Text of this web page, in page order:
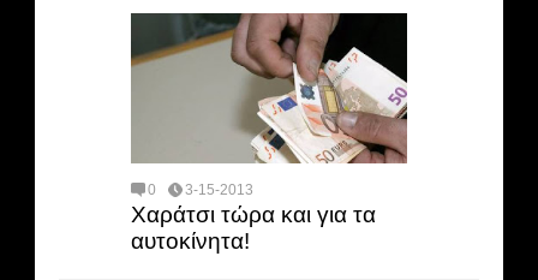
0 3-15-2013
Χαράτσι τώρα και για τα
αυτοκίνητα!